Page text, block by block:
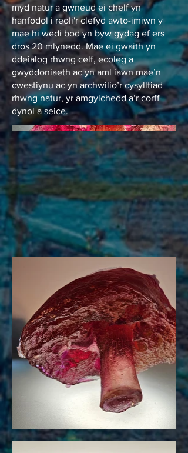
myd natur a gwneud ei chelf yn
hanfodol i reoli'r clefyd awto-imiwn y
mae hi wedi bod yn byw gydag ef ers
dros 20 mlynedd. Mae ei gwaith yn
ddeialog rhwng celf, ecoleg a
gwyddoniaeth ac yn aml iawn mae’n
cwestiynu ac yn archwilio’r cysylltiad
rhwng natur, yr amgylchedd a’r corff
dynol a seice.